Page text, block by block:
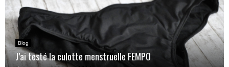
Blog
J’ai testé la culotte menstruelle FEMPO